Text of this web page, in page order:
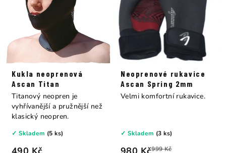
Kukla neoprenová
Ascan Titan
✓ Skladem (5 ks)
Titanový neopren je
vyhřívanější a pružnější než
klasický neopren.
Neoprenové rukavice
Ascan Spring 2mm
999 Kč
✓ Skladem (3 ks)
Velmi komfortní rukavice.